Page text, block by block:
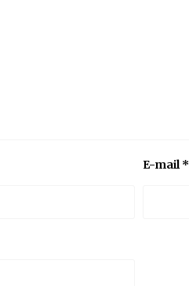
E-mail*